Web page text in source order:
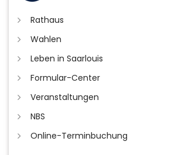
Rathaus
Wahlen
Leben in Saarlouis
Formular-Center
Veranstaltungen
NBS
Online-Terminbuchung